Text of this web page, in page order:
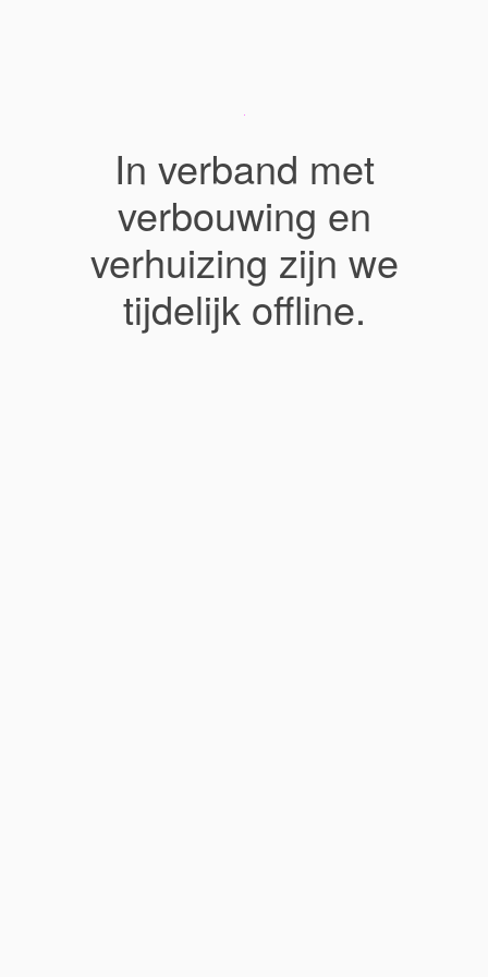
In verband met
verbouwing en
verhuizing zijn we
tijdelijk offline.